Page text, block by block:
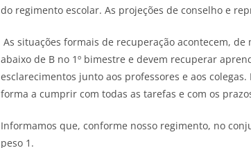
do regimento escolar. As projeções de conselho e
As situações formais de recuperação acontecem,
abaixo de B no 1º bimestre e devem recuperar
esclarecimentos junto aos professores e aos
forma a cumprir com todas as tarefas e com os
Informamos que, conforme nosso regimento, no
peso 1.